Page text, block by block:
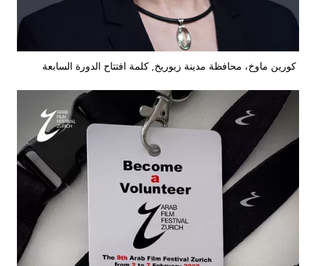
كورين ماوخ، محافظة مدينة زيوريخ, كلمة افتتاح الدورة السابعة